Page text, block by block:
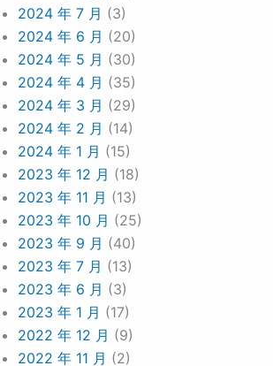
2024 年 7 月 (3)
2024 年 6 月 (20)
2024 年 5 月 (30)
2024 年 4 月 (35)
2024 年 3 月 (29)
2024 年 2 月 (14)
2024 年 1 月 (15)
2023 年 12 月 (18)
2023 年 11 月 (13)
2023 年 10 月 (25)
2023 年 9 月 (40)
2023 年 7 月 (13)
2023 年 6 月 (3)
2023 年 1 月 (17)
2022 年 12 月 (9)
2022 年 11 月 (2)